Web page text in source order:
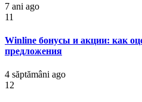
7 ani ago
11
Winline бонусы и акции: как
предложения
4 săptămâni ago
12